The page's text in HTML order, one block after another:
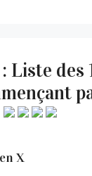
Liste des
X